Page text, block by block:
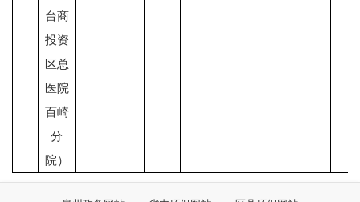
台商
投资
区总
医院
百崎
分
院）